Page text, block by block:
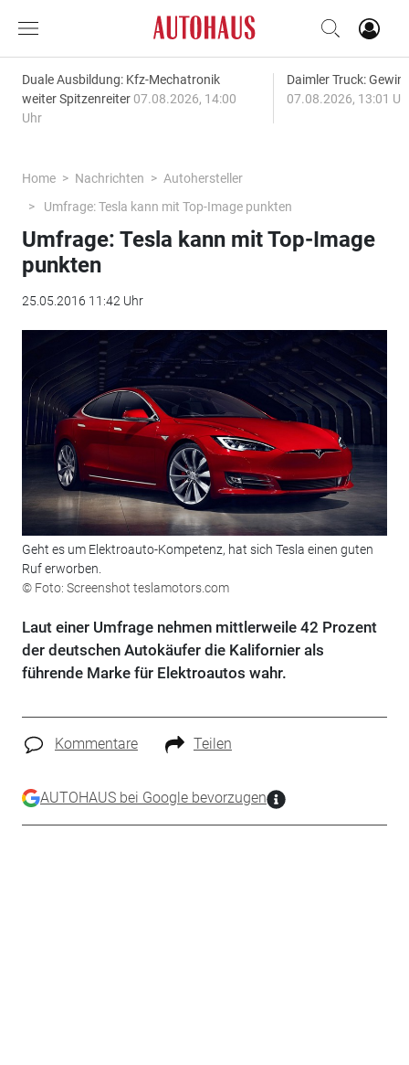
Duale Ausbildung: Kfz-Mechatronik
weiter Spitzenreiter 07.08.2026, 14:00
Uhr
Daimler Truck:
07.08.2026, 13:01
Home Nachrichten
Autohersteller
Umfrage: Tesla kann mit Top-Image punkten
Umfrage: Tesla kann mit Top-Image
punkten
25.05.2016 11:42 Uhr
Geht es um Elektroauto-Kompetenz, hat sich Tesla einen guten
Ruf erworben.
© Foto: Screenshot teslamotors.com
Laut einer Umfrage nehmen mittlerweile 42 Prozent
der deutschen Autokäufer die Kalifornier als
führende Marke für Elektroautos wahr.
Kommentare Teilen
AUTOHAUS bei Google bevorzugen